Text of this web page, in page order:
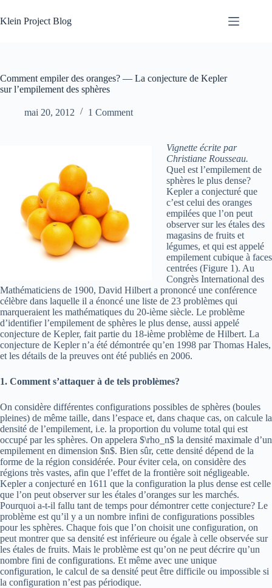
to
content
Klein Project Blog
Comment empiler des oranges? — La conjecture de Kepler
sur l’empilement des sphères
mai 20, 2012 1 Comment
Vignette écrite par
Christiane Rousseau.
Quel est l’empilement de
sphères le plus dense?
Kepler a conjecturé que
c’est celui des oranges
empilées que l’on peut
observer sur les étales des
magasins de fruits et
légumes, et qui est appelé
empilement cubique à faces
centrées (Figure 1). Au
Congrès International des
Mathématiciens de 1900, David Hilbert a prononcé une conférence
célèbre dans laquelle il a énoncé une liste de 23 problèmes qui
marqueraient les mathématiques du 20-ième siècle. Le problème
d’identifier l’empilement de sphères le plus dense, aussi appelé
conjecture de Kepler, fait partie du 18-ième problème de Hilbert. La
conjecture de Kepler n’a été démontrée qu’en 1998 par Thomas Hales,
et les détails de la preuves ont été publiés en 2006.
1. Comment s’attaquer à de tels problèmes?
On considère différentes configurations possibles de sphères (boules
pleines) de même taille, dans l’espace et, dans chaque cas, on calcule la
densité de l’empilement, i.e. la proportion du volume total qui est
occupé par les sphères. On appelera $\rho_n$ la densité maximale d’un
empilement en dimension $n$. Bien sûr, cette densité dépend de la
forme de la région considérée. Pour éviter cela, on considère des
régions très vastes, afin que l’effet de la frontière soit négligeable.
Kepler a conjecturé en 1611 que la configuration la plus dense est celle
que l’on peut observer sur les étales d’oranges sur les marchés.
Pourquoi a-t-il fallu tant de temps pour démontrer cette conjecture? Le
problème est qu’il y a un nombre infini de configurations possibles
pour les sphères. Chaque fois que l’on choisit une configuration, on
peut montrer que sa densité est inférieure ou égale à celle observée sur
les étales de fruits. Mais le problème est qu’on ne peut décrire qu’un
nombre fini de configurations. Et même avec une unique
configuration, le calcul de sa densité peut être difficile ou impossible si
la configuration n’est pas périodique.